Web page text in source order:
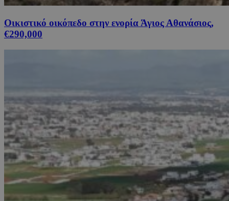
Οικιστικό οικόπεδο στην ενορία Άγιος Αθανάσιος,
€290,000